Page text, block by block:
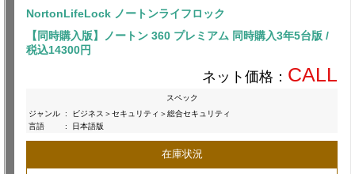
NortonLifeLock ノートンライフロック
【同時購入版】ノートン 360 プレミアム 同時購入3年5台版 /
税込14300円
ネット価格： CALL
スペック
ジャンル :
ビジネス＞セキュリティ＞総合セキュリティ
言語
: 日本語版
在庫状況